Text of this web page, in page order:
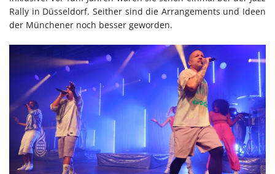
Rally in Düsseldorf. Seither sind die Arrangements und Ideen
der Münchener noch besser geworden.